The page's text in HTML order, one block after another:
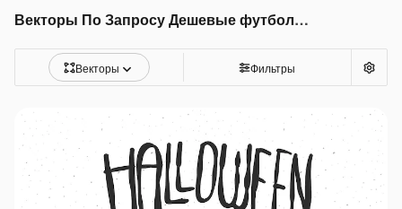
Векторы По Запросу Дешевые футболки хэллоуин
Векторы Фильтры